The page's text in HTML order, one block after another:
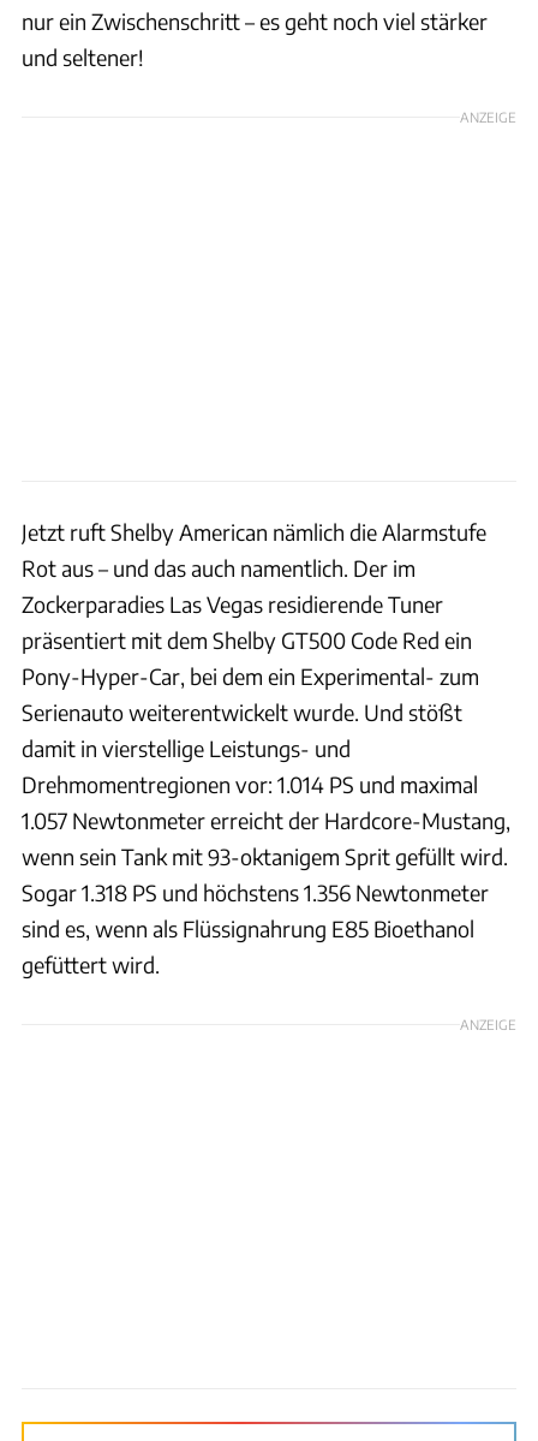
nur ein Zwischenschritt – es geht noch viel stärker
und seltener!
ANZEIGE
Jetzt ruft Shelby American nämlich die Alarmstufe
Rot aus – und das auch namentlich. Der im
Zockerparadies Las Vegas residierende Tuner
präsentiert mit dem Shelby GT500 Code Red ein
Pony-Hyper-Car, bei dem ein Experimental- zum
Serienauto weiterentwickelt wurde. Und stößt
damit in vierstellige Leistungs- und
Drehmomentregionen vor: 1.014 PS und maximal
1.057 Newtonmeter erreicht der Hardcore-Mustang,
wenn sein Tank mit 93-oktanigem Sprit gefüllt wird.
Sogar 1.318 PS und höchstens 1.356 Newtonmeter
sind es, wenn als Flüssignahrung E85 Bioethanol
gefüttert wird.
ANZEIGE